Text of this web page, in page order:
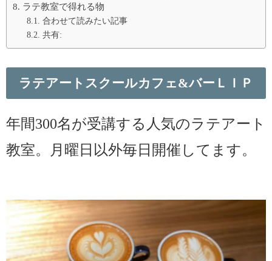
ラテ教室で得れる物
合わせて読みたい記事
共有:
ラテアートスクールカフェ&バーＬＩＰ
年間300名が受講する人気のラテアート
教室。月曜日以外毎日開催してます。